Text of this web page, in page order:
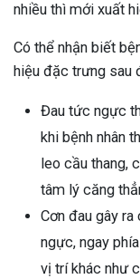
nhiều thì mới xuất
Có thể nhận biết
hiệu đặc trưng sau
Đau tức ngực
khi bệnh nhân
leo cầu thang,
tâm lý căng
Cơn đau gây
ngực, ngay
vị trí khác như